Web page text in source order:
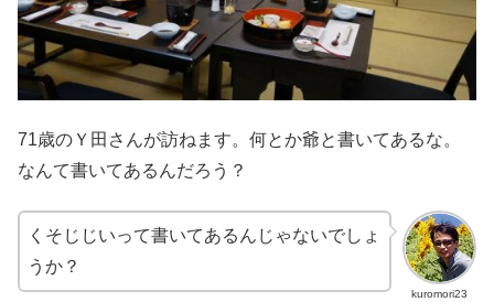
71歳のＹ田さんが訪ねます。何とか爺と書いてあるな。
なんて書いてあるんだろう？
kuromori23
くそじじいって書いてあるんじゃないでしょ
うか？